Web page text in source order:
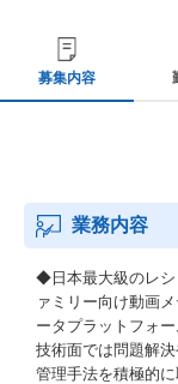
募集内容
業務内容
◆日本最大級のレシ
ァミリー向け動画
ータプラットフォ
技術面では問題解
管理手法を積極的に